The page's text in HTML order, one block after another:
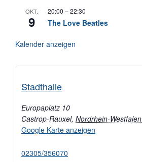
OKT.
9
20:00 –22:30
The Love Beatles
Kalender anzeigen
Stadthalle
Europaplatz 10
Castrop-Rauxel, Nordrhein-Westfalen
Google Karte anzeigen
02305/356070